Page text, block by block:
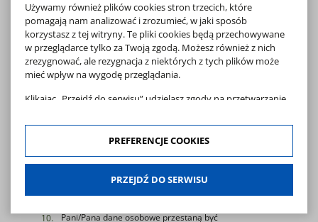
danych oraz prawo ich sprostowania, usunięcia,
ograniczenia przetwarzania, prawo do przenoszenia
danych, prawo wniesienia sprzeciwu, prawo do
cofnięcia zgody w dowolnym momencie bez wpływu na
zgodność z prawem przetwarzania, którego dokonano
na podstawie zgody przed jej cofnięciem.
Podanie przez Pana/Panią danych osobowych jest
niezbędne do celów realizacji umowy.
Na podstawie Pani/Pana danych nie będą
podejmowane decyzje w sposób zautomatyzowany, nie
Pani/Pana dane osobowe przestaną być
Używamy również plików cookies stron trzecich, które
pomagają nam analizować i zrozumieć, w jaki sposób
korzystasz z tej witryny. Te pliki cookies będą przechowywane
w przeglądarce tylko za Twoją zgodą. Możesz również z nich
zrezygnować, ale rezygnacja z niektórych z tych plików może
mieć wpływ na wygodę przeglądania.
Klikając „Przejdź do serwisu” udzielasz zgody na przetwarzanie
naszej stronie. Dane są zbierane w celach zgodnych z naszą
polityką prywatnościorazpolityką cookies. Zgoda jest
klikając w "Preferencje cookies".
cookies.
PREFERENCJE COOKIES
PRZEJDŹ DO SERWISU